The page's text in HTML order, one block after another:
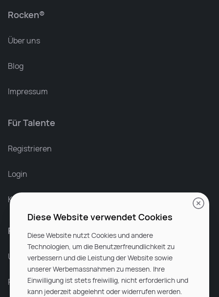
Rocken®
Über uns
Blog
Impressum
Für Talente
Registrieren
Login
Karriere bei Rocken
Für Unternehmen
Unsere Dienstleistungen
Partnerunternehmen
Diese Website verwendet Cookies
Diese Website nutzt Cookies und andere
Technologien, um die Benutzerfreundlichkeit zu
verbessern und die Leistung der Website sowie
unserer Werbemassnahmen zu messen. Ihre
Einwilligung ist stets freiwillig, nicht erforderlich und
kann jederzeit abgelehnt oder widerrufen werden.